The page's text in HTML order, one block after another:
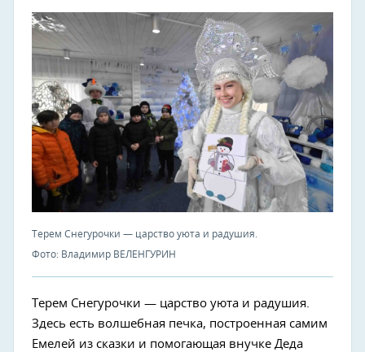
Терем Снегурочки — царство уюта и радушия.
Фото: Владимир ВЕЛЕНГУРИН
Терем Снегурочки — царство уюта и радушия.
Здесь есть волшебная печка, построенная самим
Емелей из сказки и помогающая внучке Деда